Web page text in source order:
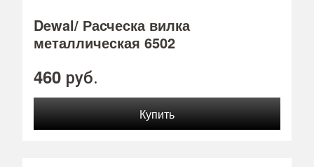
Dewal/ Расческа вилка
металлическая 6502
460 руб.